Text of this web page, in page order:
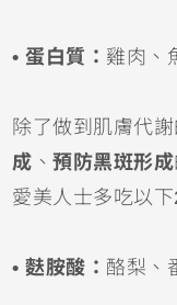
• 蛋白質： 雞肉、
除了做到肌膚代
成 、預防黑斑形成
愛美人士多吃以下
• 麩胺酸： 酪梨、